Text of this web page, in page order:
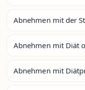
Abnehmen mit der
Abnehmen mit Diät
Abnehmen mit